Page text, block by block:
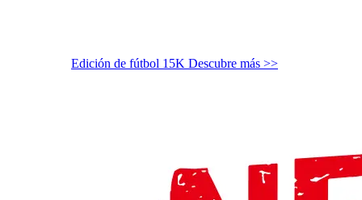
Edición de fútbol 15K Descubre más >>